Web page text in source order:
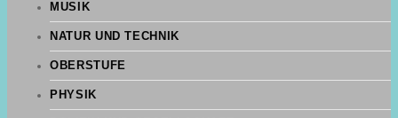
MUSIK
NATUR UND TECHNIK
OBERSTUFE
PHYSIK